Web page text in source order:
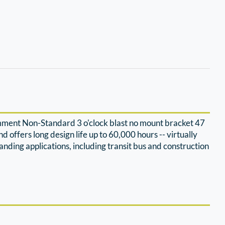
Non-Standard 3 o'clock blast no mount bracket 47
offers long design life up to 60,000 hours -- virtually
applications, including transit bus and construction